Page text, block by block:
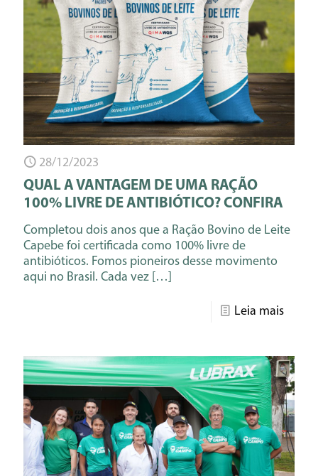
28/12/2023
QUAL A VANTAGEM DE UMA RAÇÃO
100% LIVRE DE ANTIBIÓTICO? CONFIRA
Completou dois anos que a Ração Bovino de Leite
Capebe foi certificada como 100% livre de
antibióticos. Fomos pioneiros desse movimento
aqui no Brasil. Cada vez […]
Leia mais